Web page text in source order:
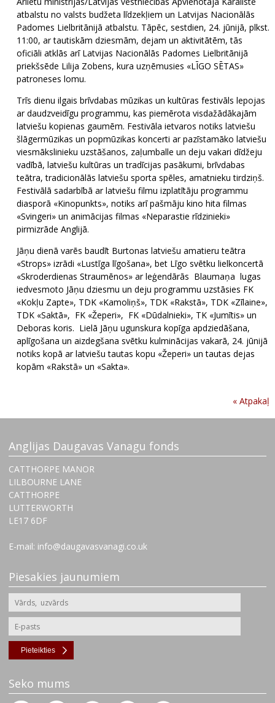
atbalstu no valsts budžeta līdzekļiem un Latvijas Nacionālās
Padomes Lielbritānijā atbalstu. Tāpēc, sestdien, 24. jūnijā, plkst.
11:00, ar tautiskām dziesmām, dejam un aktivitātēm, tās
oficiāli atklās arī Latvijas Nacionālās Padomes Lielbritānijā
priekšsēde Lilija Zobens, kura uzņēmusies «LĪGO SĒTAS»
patroneses lomu.
Trīs dienu ilgais brīvdabas mūzikas un kultūras festivāls lepojas
ar daudzveidīgu programmu, kas piemērota visdažādākajām
latviešu kopienas gaumēm. Festivāla ietvaros notiks latviešu
šlāgermūzikas un popmūzikas koncerti ar pazīstamāko latviešu
viesmākslinieku uzstāšanos, zaļumballe un deju vakari dīdžeju
vadībā, latviešu kultūras un tradīcijas pasākumi, brīvdabas
teātra, tradicionālās latviešu sporta spēles, amatnieku tirdziņš.
Festivālā sadarbībā ar latviešu filmu izplatītāju programmu
diasporā «Kinopunkts», notiks arī pašmāju kino hita filmas
«Svingeri» un animācijas filmas «Neparastie rīdzinieki»
pirmizrāde Anglijā.
Jāņu dienā varēs baudīt Burtonas latviešu amatieru teātra
«Strops» izrādi «Lustīga līgošana», bet Līgo svētku lielkoncertā
«Skroderdienas Straumēnos» ar leģendārās Blaumaņa lugas
iedvesmoto Jāņu dziesmu un deju programmu uzstāsies FK
«Kokļu Zapte», TDK «Kamoliņš», TDK «Rakstā», TDK «Zīlaine»,
TDK «Saktā», FK «Žeperi», FK «Dūdalnieki», TK «Jumītis» un
Deboras koris. Lielā Jāņu ugunskura kopīga apdziedāšana,
aplīgošana un aizdegšana svētku kulminācijas vakarā, 24. jūnijā
notiks kopā ar latviešu tautas kopu «Žeperi» un tautas dejas
kopām «Rakstā» un «Sakta».
« Atpakaļ
Anglijas Daugavas Vanagu fonds
CATTHORPE MANOR
LILBOURNE LANE
CATTHORPE
LUTTERWORTH
‌LE17 6DF
E-mail: info@daugavasvanagi.co.uk
Piesakies jaunumiem
Pieteikties
Seko mums